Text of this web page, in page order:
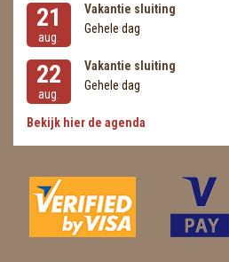
THEELICHTEN
VLINDERS
WIEROOK, OLIE & TOEBEHOREN
ZAKJES WATER ELIXERS
21
aug.
Vakantie sluiting
Gehele dag
22
aug.
Vakantie sluiting
Gehele dag
Bekijk hier de agenda